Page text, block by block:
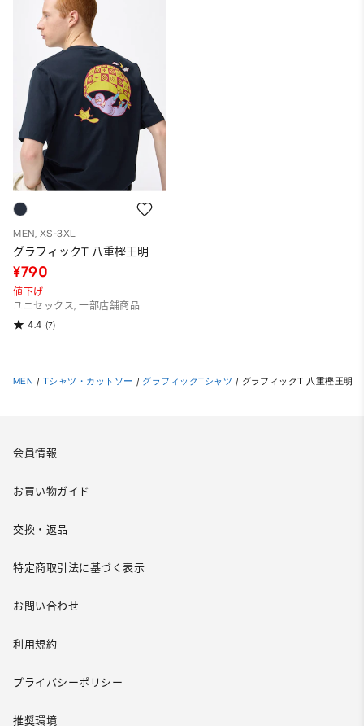
MEN, XS-3XL
グラフィックT 八重樫王明
¥790
値下げ
ユニセックス, 一部店舗商品
4.4 (7)
MEN / Tシャツ・カットソー / グラフィックTシャツ / グラフィックT 八重樫王明
会員情報
お買い物ガイド
交換・返品
特定商取引法に基づく表示
お問い合わせ
利用規約
プライバシーポリシー
推奨環境